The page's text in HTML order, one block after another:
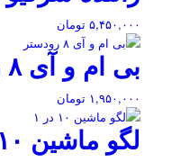
۵,۴۵۰,۰۰۰ تومان
بی ام و آی ۸ رودستر
۱,۹۵۰,۰۰۰ تومان
لگو ماشین ۱۰ در ۱